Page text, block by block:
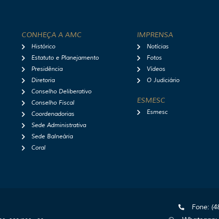
CONHEÇA A AMC
Histórico
Estatuto e Planejamento
Presidência
Diretoria
Conselho Deliberativo
Conselho Fiscal
Coordenadorias
Sede Administrativa
Sede Balneária
Coral
IMPRENSA
Notícias
Fotos
Vídeos
O Judiciário
ESMESC
Esmesc
Fone: